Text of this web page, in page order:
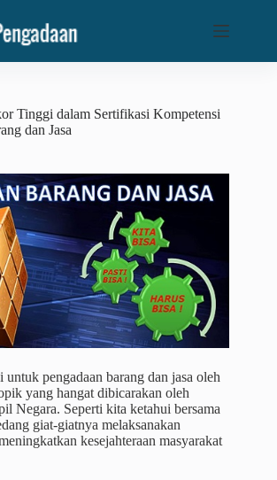
Tinggi dalam Sertifikasi Kompetensi
dan Jasa
pengadaan barang dan jasa oleh
yang hangat dibicarakan oleh
Negara. Seperti kita ketahui bersama
giat-giatnya melaksanakan
kesejahteraan masyarakat